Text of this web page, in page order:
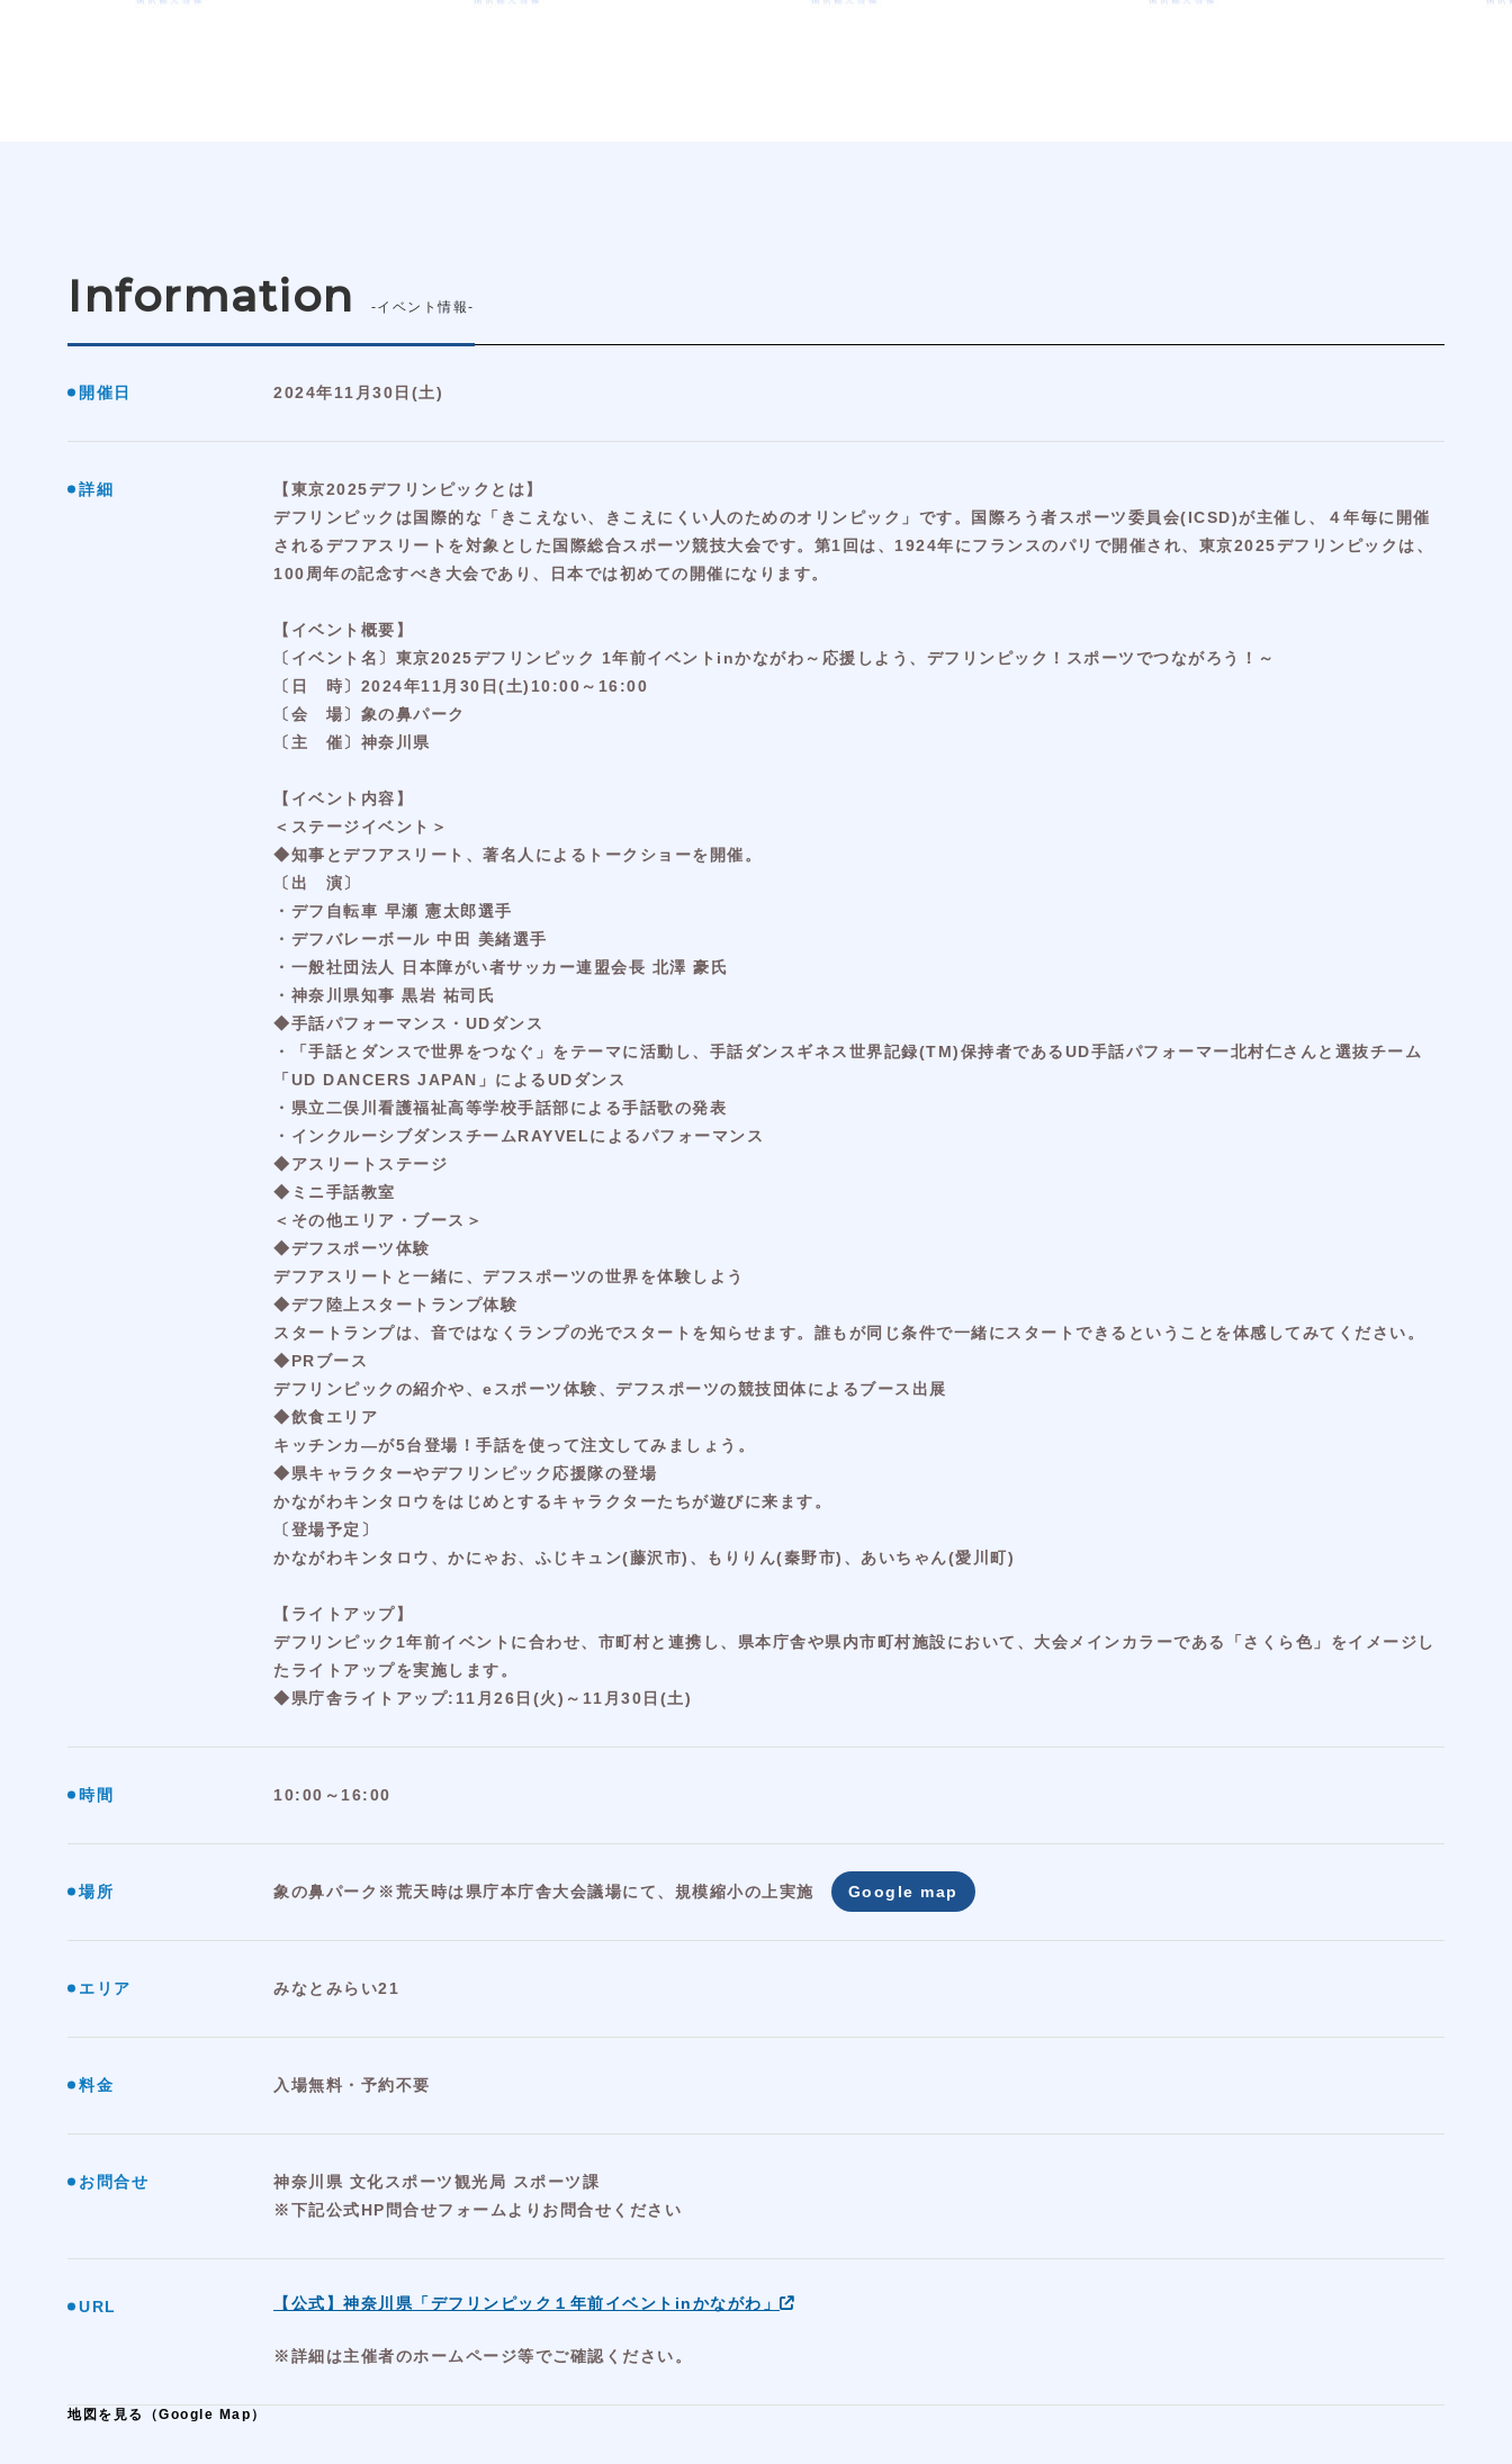
Information -イベント情報-
開催日 2024年11月30日(土)
詳細
【東京2025デフリンピックとは】
デフリンピックは国際的な「きこえない、きこえにくい人のためのオリンピック」です。国際ろう者スポーツ委員会(ICSD)が主催し、４年毎に開催
されるデフアスリートを対象とした国際総合スポーツ競技大会です。第1回は、1924年にフランスのパリで開催され、東京2025デフリンピックは、
100周年の記念すべき大会であり、日本では初めての開催になります。
【イベント概要】
〔イベント名〕東京2025デフリンピック 1年前イベントinかながわ～応援しよう、デフリンピック！スポーツでつながろう！～
〔日 時〕2024年11月30日(土)10:00～16:00
〔会 場〕象の鼻パーク
〔主 催〕神奈川県
【イベント内容】
＜ステージイベント＞
◆知事とデフアスリート、著名人によるトークショーを開催。
〔出 演〕
・デフ自転車 早瀬 憲太郎選手
・デフバレーボール 中田 美緒選手
・一般社団法人 日本障がい者サッカー連盟会長 北澤 豪氏
・神奈川県知事 黒岩 祐司氏
◆手話パフォーマンス・UDダンス
・「手話とダンスで世界をつなぐ」をテーマに活動し、手話ダンスギネス世界記録(TM)保持者であるUD手話パフォーマー北村仁さんと選抜チーム
「UD DANCERS JAPAN」によるUDダンス
・県立二俣川看護福祉高等学校手話部による手話歌の発表
・インクルーシブダンスチームRAYVELによるパフォーマンス
◆アスリートステージ
◆ミニ手話教室
＜その他エリア・ブース＞
◆デフスポーツ体験
デフアスリートと一緒に、デフスポーツの世界を体験しよう
◆デフ陸上スタートランプ体験
スタートランプは、音ではなくランプの光でスタートを知らせます。誰もが同じ条件で一緒にスタートできるということを体感してみてください。
◆PRブース
デフリンピックの紹介や、eスポーツ体験、デフスポーツの競技団体によるブース出展
◆飲食エリア
キッチンカ―が5台登場！手話を使って注文してみましょう。
◆県キャラクターやデフリンピック応援隊の登場
かながわキンタロウをはじめとするキャラクターたちが遊びに来ます。
〔登場予定〕
かながわキンタロウ、かにゃお、ふじキュン(藤沢市)、もりりん(秦野市)、あいちゃん(愛川町)
【ライトアップ】
デフリンピック1年前イベントに合わせ、市町村と連携し、県本庁舎や県内市町村施設において、大会メインカラーである「さくら色」をイメージし
たライトアップを実施します。
◆県庁舎ライトアップ:11月26日(火)～11月30日(土)
時間 10:00～16:00
場所 象の鼻パーク※荒天時は県庁本庁舎大会議場にて、規模縮小の上実施 Google map
エリア みなとみらい21
料金 入場無料・予約不要
お問合せ
神奈川県 文化スポーツ観光局 スポーツ課
※下記公式HP問合せフォームよりお問合せください
URL 【公式】神奈川県「デフリンピック１年前イベントinかながわ」
※詳細は主催者のホームページ等でご確認ください。
地図を見る（Google Map）